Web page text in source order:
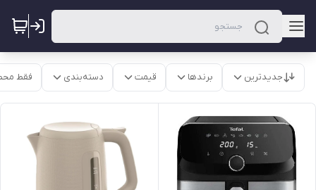
جدیدترین برندها قیمت دسته‌بندی فقط